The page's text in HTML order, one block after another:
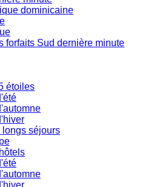
dominicaine
forfaits Sud dernière minute
étoiles
longs séjours